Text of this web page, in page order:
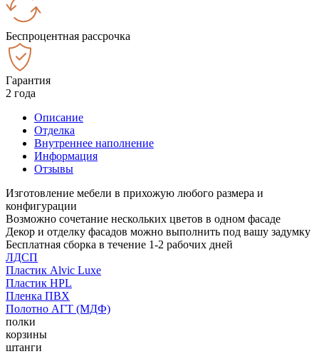
Беспроцентная рассрочка
Гарантия
2 года
Описание
Отделка
Внутреннее наполнение
Информация
Отзывы
Изготовление мебели в прихожую любого размера и
конфигурации
Возможно сочетание нескольких цветов в одном фасаде
Декор и отделку фасадов можно выполнить под вашу задумку
Бесплатная сборка в течение 1-2 рабочих дней
ЛДСП
Пластик Alvic Luxe
Пластик HPL
Пленка ПВХ
Полотно АГТ (МДФ)
полки
корзины
штанги